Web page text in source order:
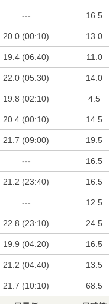
--- 16.5
20.0 (00:10) 13.0
19.4 (06:40) 11.0
22.0 (05:30) 14.0
19.8 (02:10) 4.5
20.4 (00:10) 14.5
21.7 (09:00) 19.5
--- 16.5
21.2 (23:40) 16.5
--- 12.5
22.8 (23:10) 24.5
19.9 (04:20) 16.5
21.2 (04:40) 13.5
21.7 (10:10) 68.5